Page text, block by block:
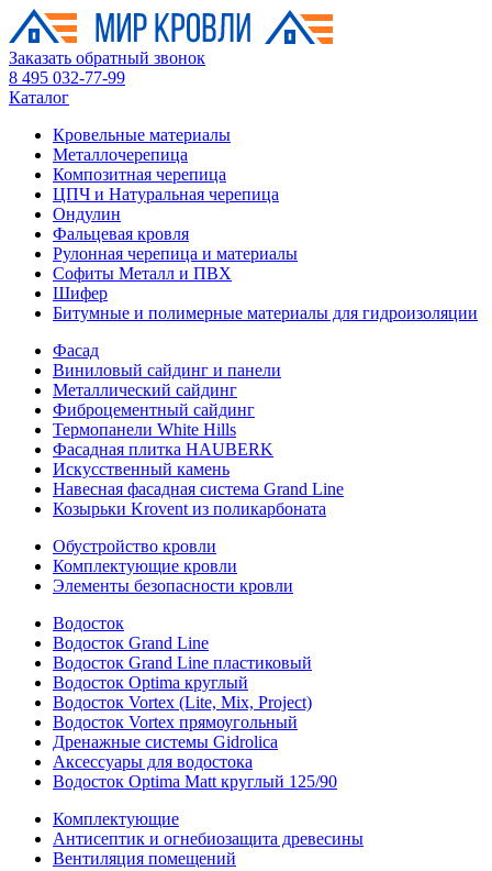
Заказать обратный звонок
8 495 032-77-99
Каталог
Кровельные материалы
Металлочерепица
Композитная черепица
ЦПЧ и Натуральная черепица
Ондулин
Фальцевая кровля
Рулонная черепица и материалы
Софиты Металл и ПВХ
Шифер
Битумные и полимерные материалы для гидроизоляции
Фасад
Виниловый сайдинг и панели
Металлический сайдинг
Фиброцементный сайдинг
Термопанели White Hills
Фасадная плитка HAUBERK
Искусственный камень
Навесная фасадная система Grand Line
Козырьки Krovent из поликарбоната
Обустройство кровли
Комплектующие кровли
Элементы безопасности кровли
Водосток
Водосток Grand Line
Водосток Grand Line пластиковый
Водосток Optima круглый
Водосток Vortex (Lite, Mix, Project)
Водосток Vortex прямоугольный
Дренажные системы Gidrolica
Аксессуары для водостока
Водосток Optima Matt круглый 125/90
Комплектующие
Антисептик и огнебиозащита древесины
Вентиляция помещений